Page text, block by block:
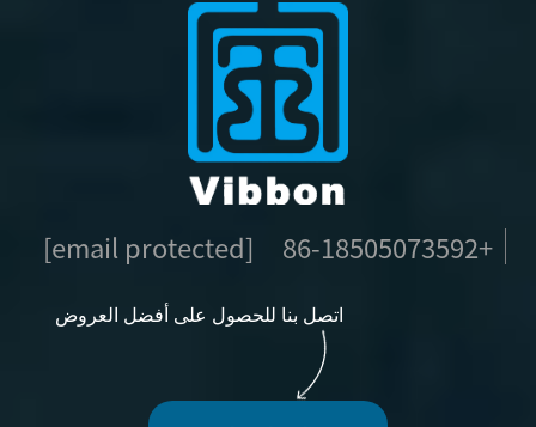
+86-18505073592
[email protected]
اتصل بنا للحصول على أفضل العروض